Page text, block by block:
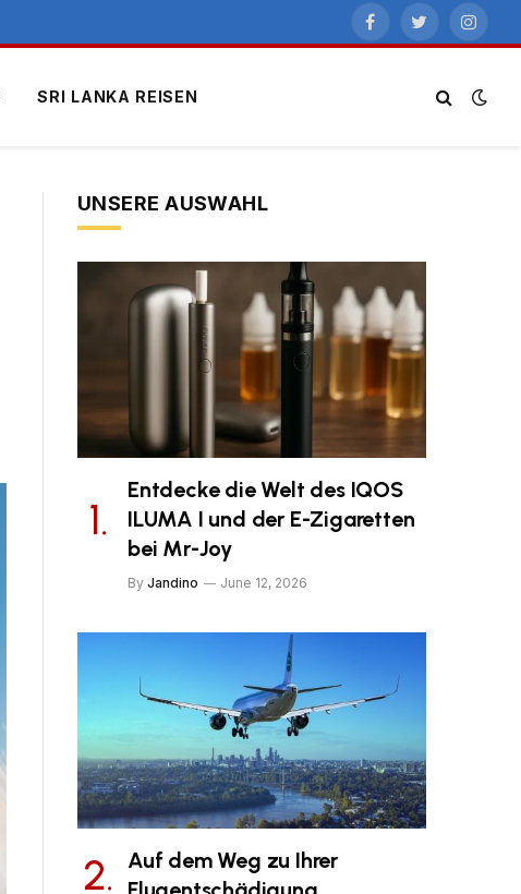
FacebookTwitter
SRI LANKA REISEN
UNSERE AUSWAHL
Entdecke die Welt des IQOS
ILUMA I und der E-Zigaretten
bei Mr-Joy
By Jandino June 12, 2026
Auf dem Weg zu Ihrer